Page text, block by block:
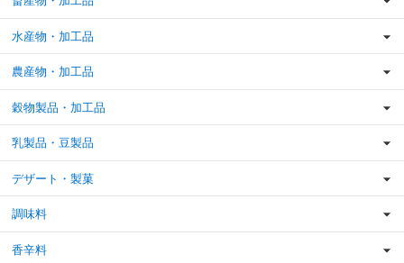
水産物・加工品
農産物・加工品
穀物製品・加工品
乳製品・豆製品
デザート・製菓
調味料
香辛料